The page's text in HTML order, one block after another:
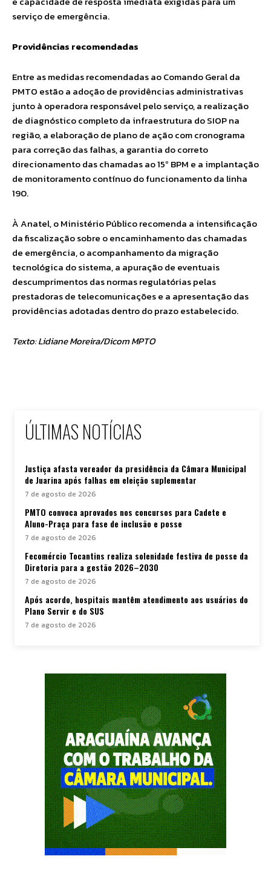
serviço de emergência.
Providências recomendadas
Entre as medidas recomendadas ao Comando Geral da
PMTO estão a adoção de providências administrativas
junto à operadora responsável pelo serviço, a realização
de diagnóstico completo da infraestrutura do SIOP na
região, a elaboração de plano de ação com cronograma
para correção das falhas, a garantia do correto
direcionamento das chamadas ao 15º BPM e a implantação
de monitoramento contínuo do funcionamento da linha
190.
À Anatel, o Ministério Público recomenda a intensificação
da fiscalização sobre o encaminhamento das chamadas
de emergência, o acompanhamento da migração
tecnológica do sistema, a apuração de eventuais
descumprimentos das normas regulatórias pelas
prestadoras de telecomunicações e a apresentação das
providências adotadas dentro do prazo estabelecido.
Texto: Lidiane Moreira/Dicom MPTO
ÚLTIMAS NOTÍCIAS
Justiça afasta vereador da presidência da Câmara Municipal
de Juarina após falhas em eleição suplementar
7 de agosto de 2026
PMTO convoca aprovados nos concursos para Cadete e
Aluno-Praça para fase de inclusão e posse
7 de agosto de 2026
Fecomércio Tocantins realiza solenidade festiva de posse da
Diretoria para a gestão 2026–2030
7 de agosto de 2026
Após acordo, hospitais mantêm atendimento aos usuários do
Plano Servir e do SUS
7 de agosto de 2026